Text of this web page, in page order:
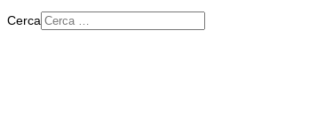
Cerca